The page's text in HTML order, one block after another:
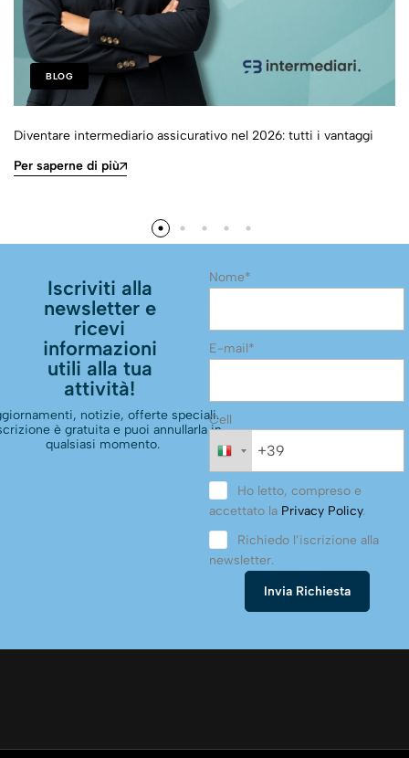
BLOG
Diventare intermediario assicurativo nel 2026: tutti i vantaggi
Per saperne di più
Iscriviti alla
newsletter e
ricevi
informazioni
utili alla tua
attività!
notizie, offerte speciali.
è gratuita e puoi annullarla in
qualsiasi momento.
Nome*
E-mail*
Cell
Ho letto, compreso e
accettato la Privacy Policy.
Richiedo l’iscrizione alla
newsletter.